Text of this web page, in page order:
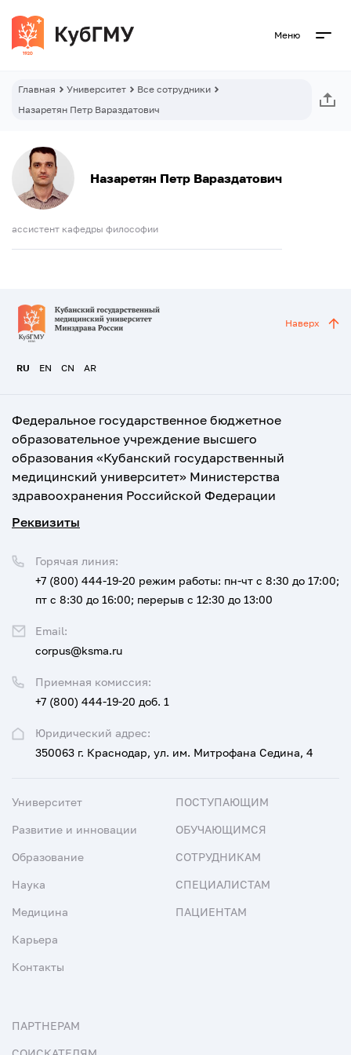
Меню
Главная Университет
Все сотрудники
Назаретян Петр Вараздатович
Назаретян Петр Вараздатович
ассистент кафедры философии
RU EN CN AR
Наверх
Федеральное государственное бюджетное
образовательное учреждение высшего
образования «Кубанский государственный
медицинский университет» Министерства
здравоохранения Российской Федерации
Реквизиты
Юридический адрес:
350063 г. Краснодар, ул. им. Митрофана Седина, 4
Приемная комиссия:
+7 (800) 444-19-20 доб. 1
Горячая линия:
+7 (800) 444-19-20 режим работы: пн-чт с 8:30 до 17:00;
пт с 8:30 до 16:00; перерыв с 12:30 до 13:00
Email:
corpus@ksma.ru
Университет
Развитие и инновации
Образование
Наука
Медицина
Карьера
Контакты
ПОСТУПАЮЩИМ
ОБУЧАЮЩИМСЯ
СОТРУДНИКАМ
СПЕЦИАЛИСТАМ
ПАЦИЕНТАМ
ПАРТНЕРАМ